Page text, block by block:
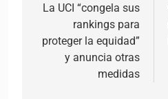
La UCI “congela sus
rankings para
proteger la equidad”
y anuncia otras
medidas